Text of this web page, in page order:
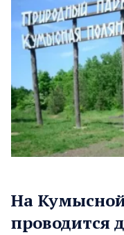
На
проводится